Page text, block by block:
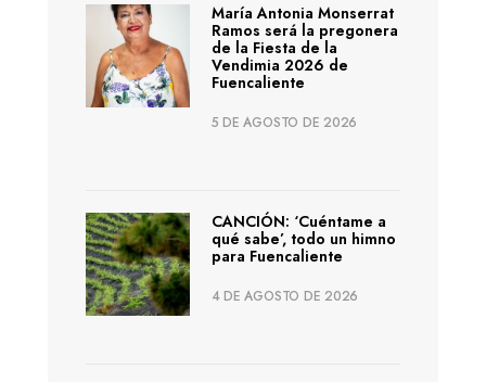
María Antonia Monserrat
Ramos será la pregonera
de la Fiesta de la
Vendimia 2026 de
Fuencaliente
5 DE AGOSTO DE 2026
CANCIÓN: ‘Cuéntame a
qué sabe’, todo un himno
para Fuencaliente
4 DE AGOSTO DE 2026